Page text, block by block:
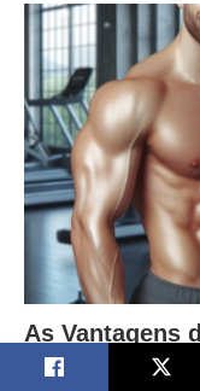
As Vantagens
Câncer